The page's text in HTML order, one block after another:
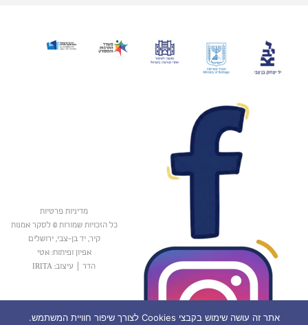
אתר זה עושה שימוש בקבצי Cookies לצורך שיפור חוויית המשתמש.
מדיניות פרטיות
כל הזכויות שמורות © לסקר אמנות
קיר, יד בן-צבי, ירושלים
אפיון ופיתוח: אטי
הדר
עיצוב: IRITA